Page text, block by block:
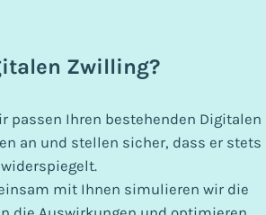
Zwilling?
passen Ihren bestehenden Digitalen
an und stellen sicher, dass er stets
mit Ihnen simulieren wir die